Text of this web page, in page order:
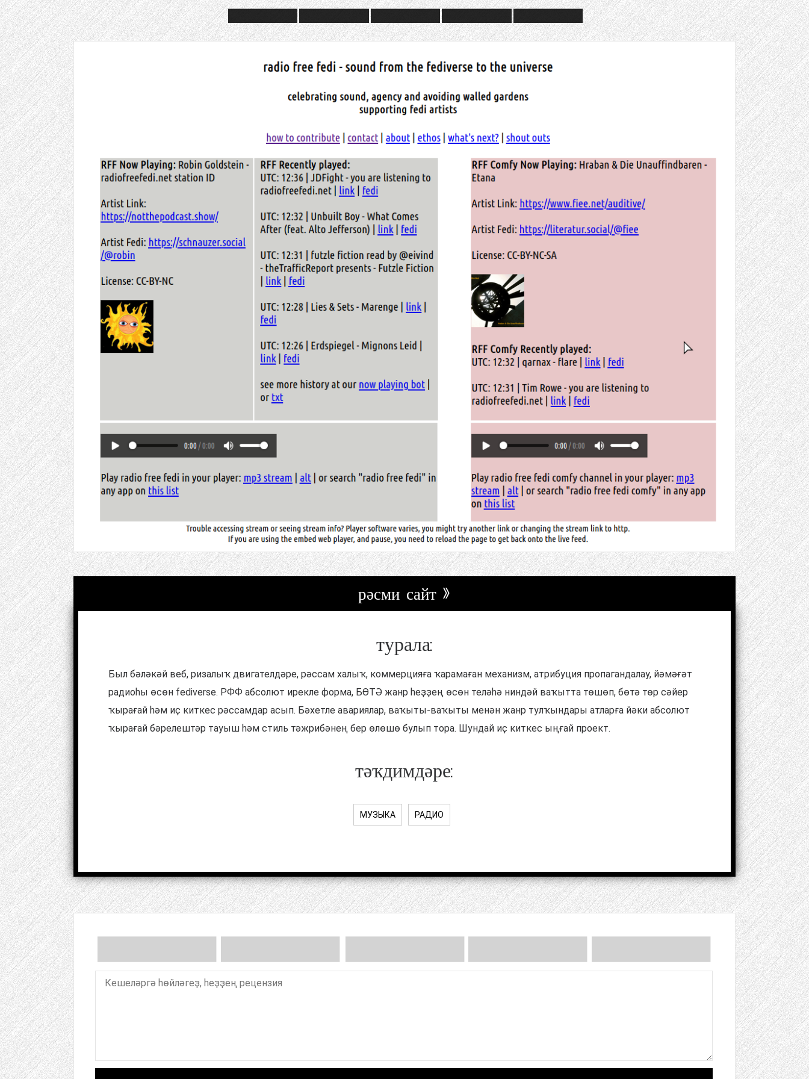
рәсми сайт »
турала:
Был бәләкәй веб, ризалыҡ двигателдәре, рәссам халыҡ, коммерцияға ҡарамаған механизм, атрибуция пропагандалау, йәмәғәт
радиоһы өсөн fediverse. РФФ абсолют ирекле форма, БӨТӘ жанр һеҙҙең өсөн теләһә ниндәй ваҡытта төшөп, бөтә төр сәйер
ҡырағай һәм иҫ киткес рәссамдар асып. Бәхетле авариялар, ваҡыты-ваҡыты менән жанр тулҡындары атларға йәки абсолют
ҡырағай бәрелештәр тауыш һәм стиль тәжрибәнең бер өлөшө булып тора. Шундай иҫ киткес ыңғай проект.
тәҡдимдәре:
МУЗЫКА РАДИО